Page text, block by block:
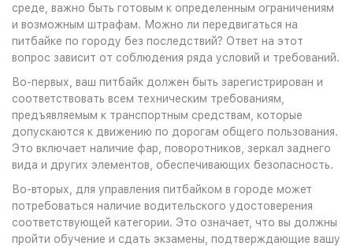
среде, важно быть готовым к определенным ограничениям
и возможным штрафам. Можно ли передвигаться на
питбайке по городу без последствий? Ответ на этот
вопрос зависит от соблюдения ряда условий и требований.
Во-первых, ваш питбайк должен быть зарегистрирован и
соответствовать всем техническим требованиям,
предъявляемым к транспортным средствам, которые
допускаются к движению по дорогам общего пользования.
Это включает наличие фар, поворотников, зеркал заднего
вида и других элементов, обеспечивающих безопасность.
Во-вторых, для управления питбайком в городе может
потребоваться наличие водительского удостоверения
соответствующей категории. Это означает, что вы должны
пройти обучение и сдать экзамены, подтверждающие вашу